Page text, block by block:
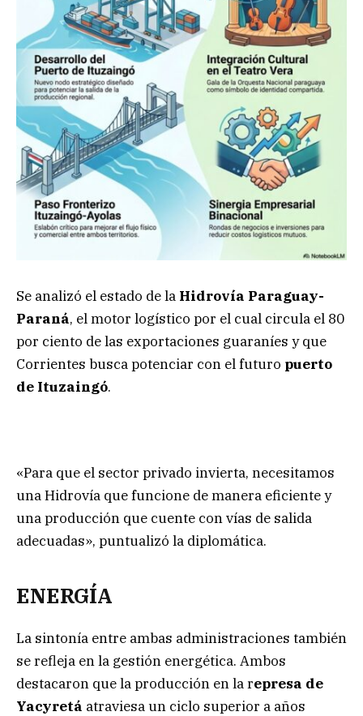
Se analizó el estado de la Hidrovía Paraguay-
Paraná, el motor logístico por el cual circula el 80
por ciento de las exportaciones guaraníes y que
Corrientes busca potenciar con el futuro puerto
de Ituzaingó.
«Para que el sector privado invierta, necesitamos
una Hidrovía que funcione de manera eficiente y
una producción que cuente con vías de salida
adecuadas», puntualizó la diplomática.
ENERGÍA
La sintonía entre ambas administraciones también
se refleja en la gestión energética. Ambos
destacaron que la producción en la represa de
Yacyretá atraviesa un ciclo superior a años